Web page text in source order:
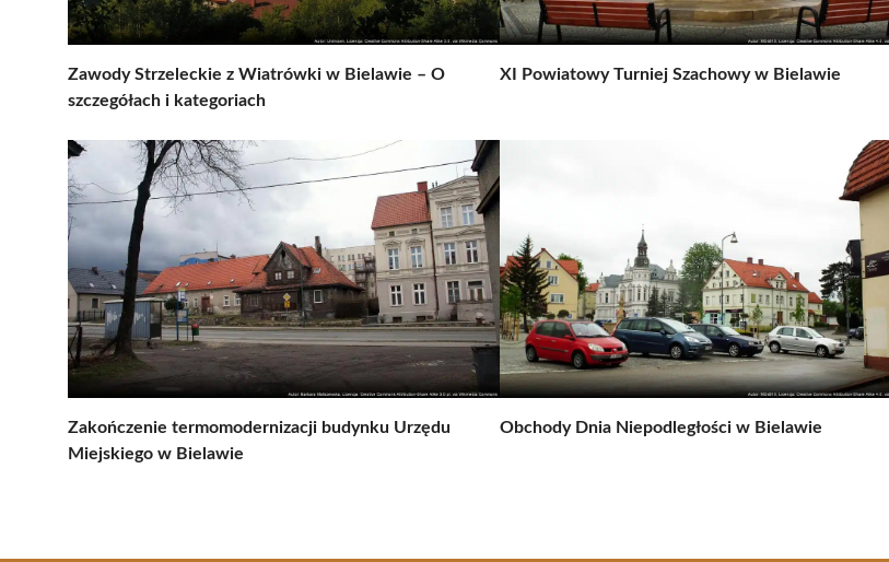
Zawody Strzeleckie z Wiatrówki w Bielawie – O
szczegółach i kategoriach
XI Powiatowy Turniej Szachowy w Bielawie
Zakończenie termomodernizacji budynku Urzędu
Miejskiego w Bielawie
Obchody Dnia Niepodległości w Bielawie